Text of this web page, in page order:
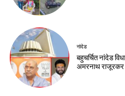
नांदेड
बहुचर्चित नांदेड
अमरनाथ राजूरकर